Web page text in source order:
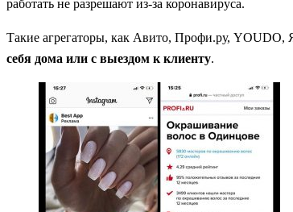
работать не разрешают из-за коронавируса.
Такие агрегаторы, как Авито, Профи.ру, YOUDO,
себя дома или с выездом к клиенту.